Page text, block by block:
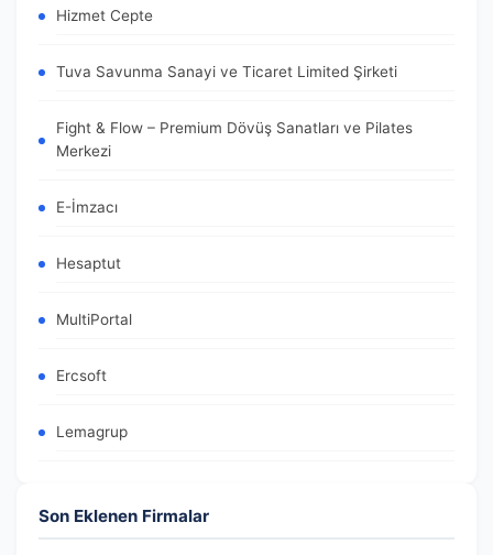
Hizmet Cepte
Tuva Savunma Sanayi ve Ticaret Limited Şirketi
Fight & Flow – Premium Dövüş Sanatları ve Pilates
Merkezi
E-İmzacı
Hesaptut
MultiPortal
Ercsoft
Lemagrup
Son Eklenen Firmalar